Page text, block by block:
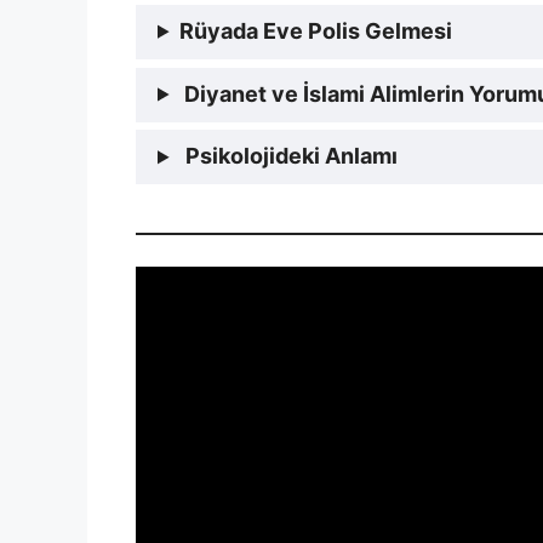
Rüyada Eve Polis Gelmesi
Diyanet ve İslami Alimlerin
Psikolojideki Anlamı